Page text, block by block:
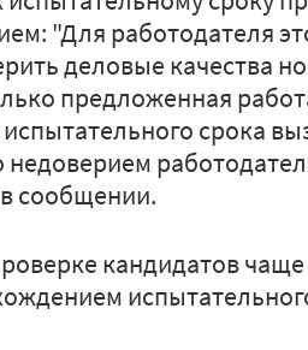
"Для работодателя
деловые качества
предложенная
срока
сообщении.
кандидатов чаще